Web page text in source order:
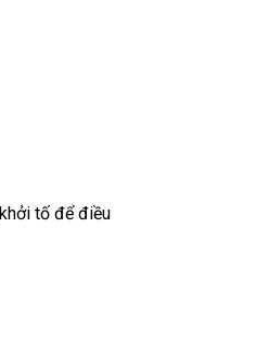
tố để điều